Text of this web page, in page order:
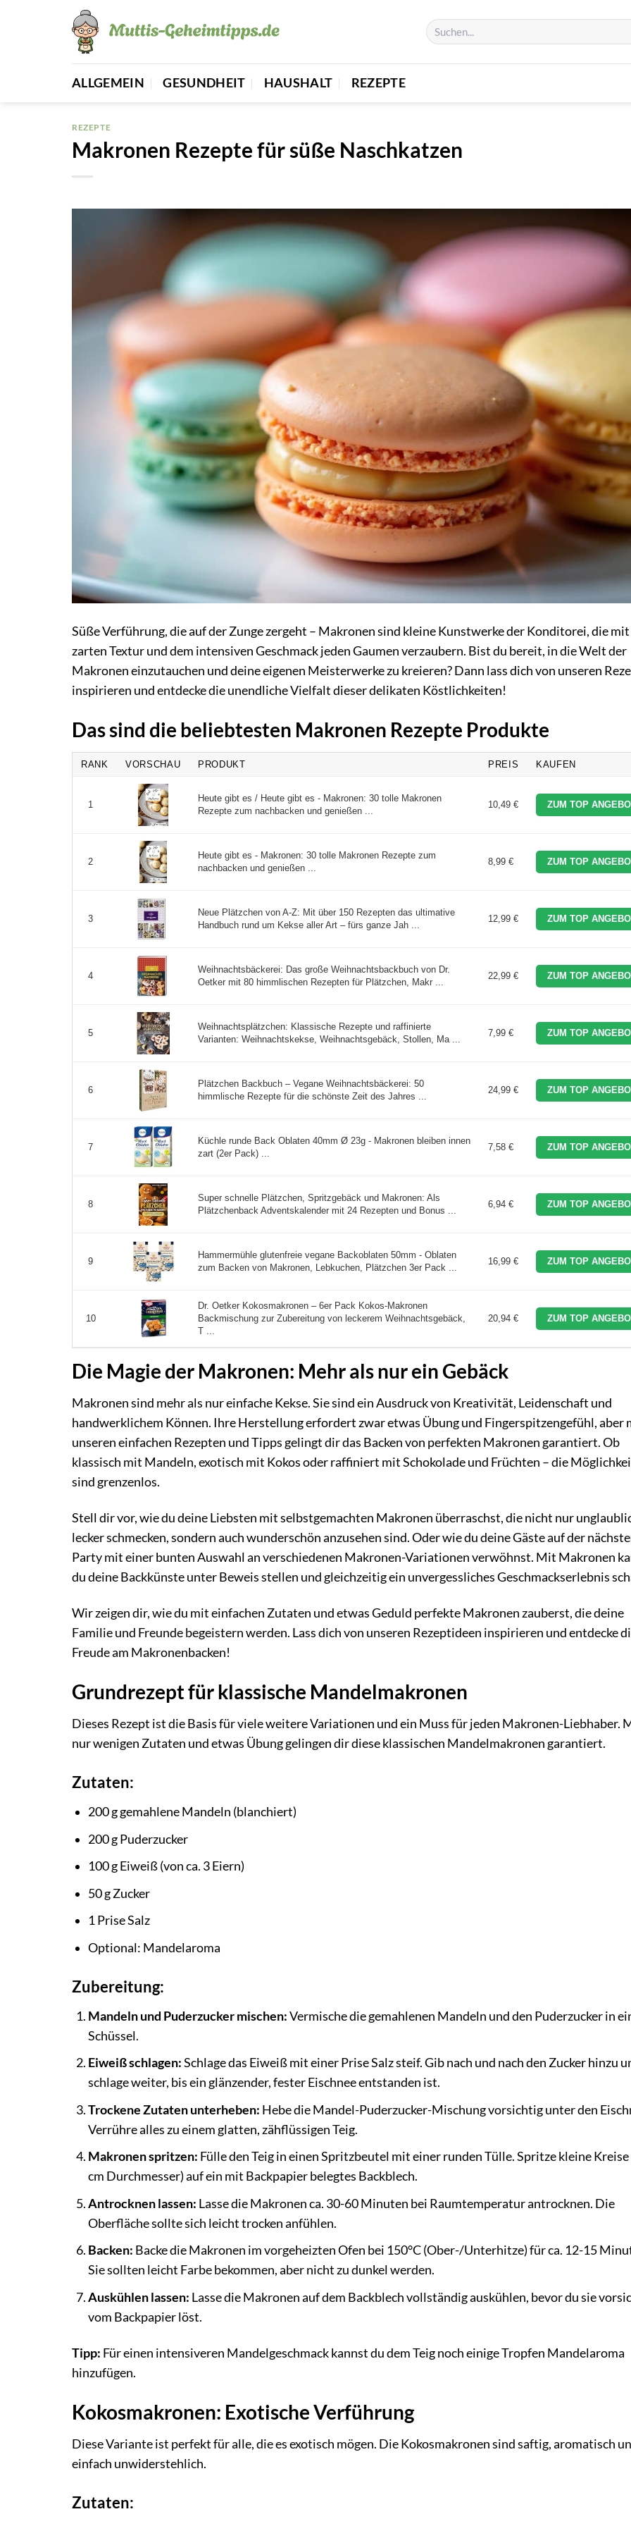
ALLGEMEIN GESUNDHEIT HAUSHALT REZEPTE
REZEPTE
Makronen Rezepte für süße Naschkatzen
Süße Verführung, die auf der Zunge zergeht – Makronen sind kleine Kunstwerke der Konditorei, die
zarten Textur und dem intensiven Geschmack jeden Gaumen verzaubern. Bist du bereit, in die Welt der
Makronen einzutauchen und deine eigenen Meisterwerke zu kreieren? Dann lass dich von unseren
inspirieren und entdecke die unendliche Vielfalt dieser delikaten Köstlichkeiten!
Das sind die beliebtesten Makronen Rezepte Produkte
RANK VORSCHAU PRODUKT PREIS KAUFEN
1
Heute gibt es / Heute gibt es - Makronen: 30 tolle Makronen
Rezepte zum nachbacken und genießen ...
10,49 € ZUM TOP
2
Heute gibt es - Makronen: 30 tolle Makronen Rezepte zum
nachbacken und genießen ...
8,99 € ZUM TOP
3
Neue Plätzchen von A-Z: Mit über 150 Rezepten das ultimative
Handbuch rund um Kekse aller Art – fürs ganze Jah ...
12,99 € ZUM TOP
4
Weihnachtsbäckerei: Das große Weihnachtsbackbuch von Dr.
Oetker mit 80 himmlischen Rezepten für Plätzchen, Makr ...
22,99 € ZUM TOP
5
Weihnachtsplätzchen: Klassische Rezepte und raffinierte
Varianten: Weihnachtskekse, Weihnachtsgebäck, Stollen, Ma ...
7,99 € ZUM TOP
6
Plätzchen Backbuch – Vegane Weihnachtsbäckerei: 50
himmlische Rezepte für die schönste Zeit des Jahres ...
24,99 € ZUM TOP
7
Küchle runde Back Oblaten 40mm Ø 23g - Makronen bleiben innen
zart (2er Pack) ...
7,58 € ZUM TOP
8
Super schnelle Plätzchen, Spritzgebäck und Makronen: Als
Plätzchenback Adventskalender mit 24 Rezepten und Bonus ...
6,94 € ZUM TOP
9
Hammermühle glutenfreie vegane Backoblaten 50mm - Oblaten
zum Backen von Makronen, Lebkuchen, Plätzchen 3er Pack ...
16,99 € ZUM TOP
10
Dr. Oetker Kokosmakronen – 6er Pack Kokos-Makronen
Backmischung zur Zubereitung von leckerem Weihnachtsgebäck,
T ...
20,94 € ZUM TOP
Die Magie der Makronen: Mehr als nur ein Gebäck
Makronen sind mehr als nur einfache Kekse. Sie sind ein Ausdruck von Kreativität, Leidenschaft und
handwerklichem Können. Ihre Herstellung erfordert zwar etwas Übung und Fingerspitzengefühl, aber
unseren einfachen Rezepten und Tipps gelingt dir das Backen von perfekten Makronen garantiert. Ob
klassisch mit Mandeln, exotisch mit Kokos oder raffiniert mit Schokolade und Früchten – die
sind grenzenlos.
Stell dir vor, wie du deine Liebsten mit selbstgemachten Makronen überraschst, die nicht nur
lecker schmecken, sondern auch wunderschön anzusehen sind. Oder wie du deine Gäste auf der
Party mit einer bunten Auswahl an verschiedenen Makronen-Variationen verwöhnst. Mit Makronen
du deine Backkünste unter Beweis stellen und gleichzeitig ein unvergessliches Geschmackserlebnis
Wir zeigen dir, wie du mit einfachen Zutaten und etwas Geduld perfekte Makronen zauberst, die deine
Familie und Freunde begeistern werden. Lass dich von unseren Rezeptideen inspirieren und entdecke
Freude am Makronenbacken!
Grundrezept für klassische Mandelmakronen
Dieses Rezept ist die Basis für viele weitere Variationen und ein Muss für jeden Makronen-Liebhaber.
nur wenigen Zutaten und etwas Übung gelingen dir diese klassischen Mandelmakronen garantiert.
Zutaten:
200 g gemahlene Mandeln (blanchiert)
200 g Puderzucker
100 g Eiweiß (von ca. 3 Eiern)
50 g Zucker
1 Prise Salz
Optional: Mandelaroma
Zubereitung:
Mandeln und Puderzucker mischen:Vermische die gemahlenen Mandeln und den Puderzucker in
Schüssel.
Eiweiß schlagen:Schlage das Eiweiß mit einer Prise Salz steif. Gib nach und nach den Zucker hinzu
schlage weiter, bis ein glänzender, fester Eischnee entstanden ist.
Trockene Zutaten unterheben: Hebe die Mandel-Puderzucker-Mischung vorsichtig unter den
Verrühre alles zu einem glatten, zähflüssigen Teig.
Makronen spritzen: Fülle den Teig in einen Spritzbeutel mit einer runden Tülle. Spritze kleine Kreise
cm Durchmesser) auf ein mit Backpapier belegtes Backblech.
Antrocknen lassen: Lasse die Makronen ca. 30-60 Minuten bei Raumtemperatur antrocknen. Die
Oberfläche sollte sich leicht trocken anfühlen.
Backen: Backe die Makronen im vorgeheizten Ofen bei 150°C (Ober-/Unterhitze) für ca. 12-15
Sie sollten leicht Farbe bekommen, aber nicht zu dunkel werden.
Auskühlen lassen: Lasse die Makronen auf dem Backblech vollständig auskühlen, bevor du sie
vom Backpapier löst.
Tipp: Für einen intensiveren Mandelgeschmack kannst du dem Teig noch einige Tropfen Mandelaroma
hinzufügen.
Kokosmakronen: Exotische Verführung
Diese Variante ist perfekt für alle, die es exotisch mögen. Die Kokosmakronen sind saftig, aromatisch
einfach unwiderstehlich.
Zutaten: